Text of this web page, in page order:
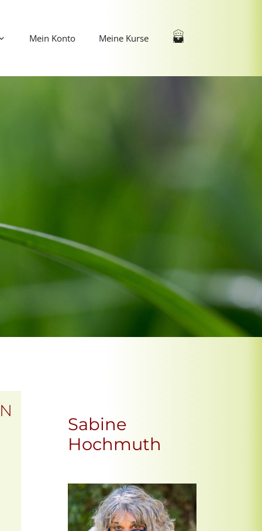
Mein Konto Meine Kurse
Office 365
Sabine
Hochmuth